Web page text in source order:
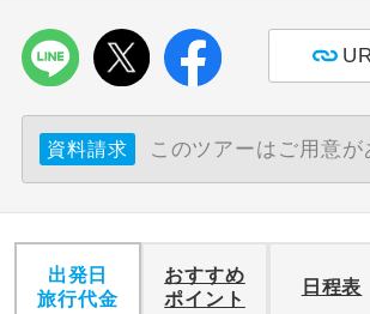
資料請求 このツアーはご用意が
出発日
旅行代金
おすすめ
ポイント
日程表
す。
おひとり様バ
ス2席利用
す。